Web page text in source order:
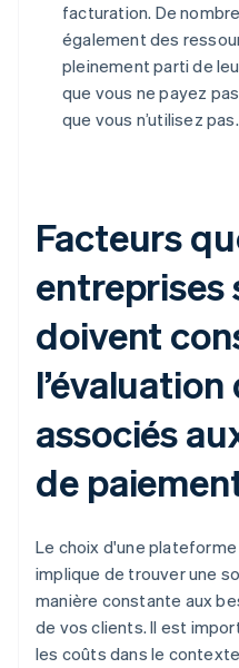
facturation. De
également des
pleinement parti de
que vous ne payez
que vous n’utilisez pas.
Facteurs
entreprises
doivent
associés
de
Le choix d'une
implique de trouver une
manière constante aux
de vos clients. Il est
les coûts dans le